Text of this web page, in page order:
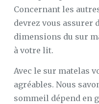
Concernant les
devrez vous assurer
dimensions du sur
à votre lit.
Avec le sur matelas
agréables. Nous
sommeil dépend en